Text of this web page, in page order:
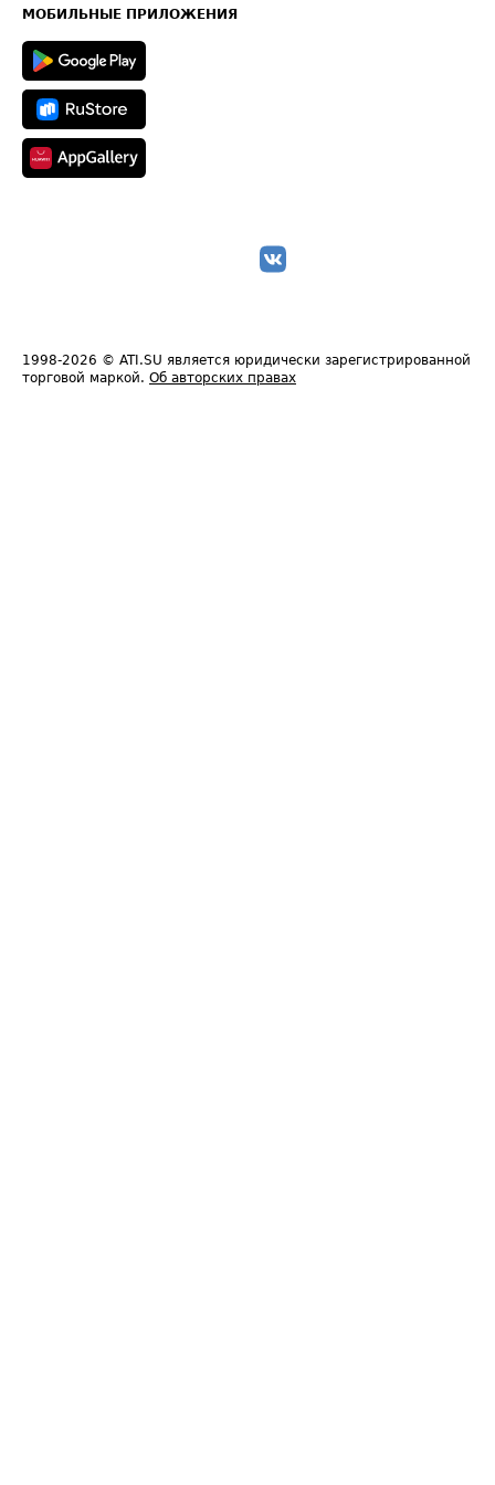
Техническая информация
МОБИЛЬНЫЕ ПРИЛОЖЕНИЯ
1998-2026 © ATI.SU является юридически зарегистрированной
торговой маркой. Об авторских правах